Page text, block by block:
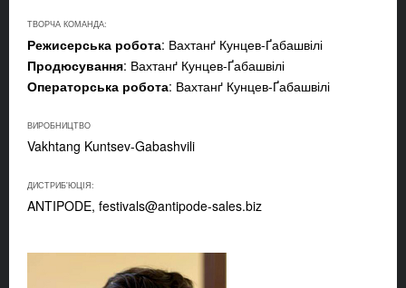
ТВОРЧА КОМАНДА:
Режисерська робота: Вахтанґ Кунцев-Ґабашвілі
Продюсування: Вахтанґ Кунцев-Ґабашвілі
Операторська робота: Вахтанґ Кунцев-Ґабашвілі
ВИРОБНИЦТВО
Vakhtang Kuntsev-Gabashvili
ДИСТРИБ'ЮЦІЯ:
ANTIPODE, festivals@antipode-sales.biz